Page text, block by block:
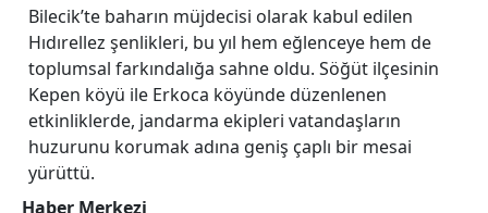
Bilecik’te baharın müjdecisi olarak kabul edilen
Hıdırellez şenlikleri, bu yıl hem eğlenceye hem de
toplumsal farkındalığa sahne oldu. Söğüt ilçesinin
Kepen köyü ile Erkoca köyünde düzenlenen
etkinliklerde, jandarma ekipleri vatandaşların
huzurunu korumak adına geniş çaplı bir mesai
yürüttü.
Haber Merkezi